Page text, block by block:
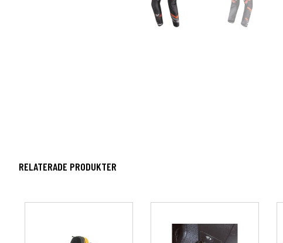
RELATERADE PRODUKTER